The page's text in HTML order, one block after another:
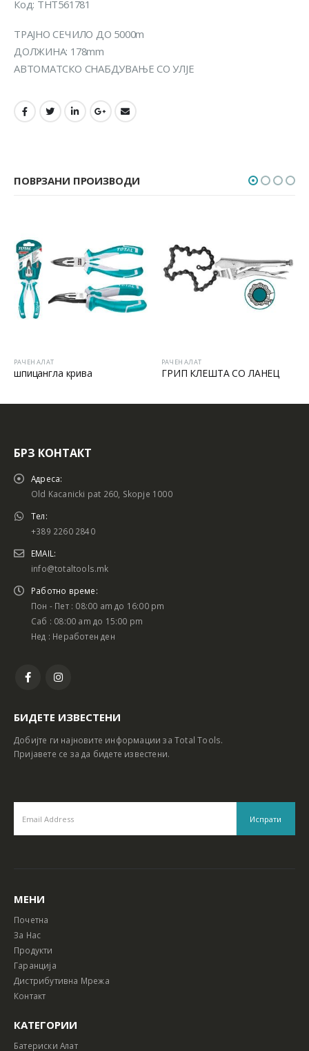
Код: THT561781
ТРАЈНО СЕЧИЛО ДО 5000m
ДОЛЖИНА: 178mm
АВТОМАТСКО СНАБДУВАЊЕ СО УЛЈЕ
ПОВРЗАНИ ПРОИЗВОДИ
РАЧЕН АЛАТ
шпицангла крива
РАЧЕН АЛАТ
ГРИП КЛЕШТА СО ЛАНЕЦ
БРЗ КОНТАКТ
Адреса:
Old Kacanicki pat 260, Skopje 1000
Тел:
+389 2260 2840
EMAIL:
info@totaltools.mk
Работно време:
Пон - Пет : 08:00 am до 16:00 pm
Саб : 08:00 am до 15:00 pm
Нед : Неработен ден
БИДЕТЕ ИЗВЕСТЕНИ
Добијте ги најновите информации за Total Tools.
Пријавете се за да бидете известени.
МЕНИ
Почетна
За Нас
Продукти
Гаранција
Дистрибутивна Мрежа
Контакт
КАТЕГОРИИ
Батериски Алат